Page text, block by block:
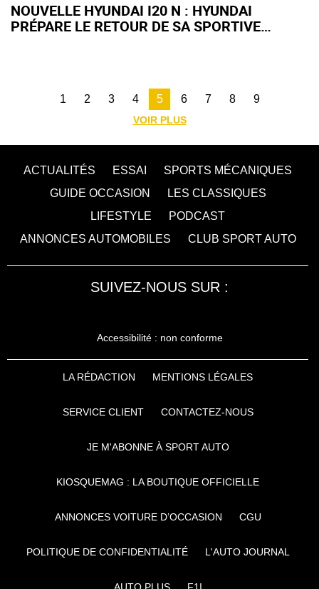
NOUVELLE HYUNDAI I20 N : HYUNDAI
PRÉPARE LE RETOUR DE SA SPORTIVE
1 2 3 4 5 6 7 8 9
VOIR PLUS
ACTUALITÉS ESSAI
SPORTS MÉCANIQUES
GUIDE OCCASION
LES CLASSIQUES
LIFESTYLE
PODCAST
ANNONCES AUTOMOBILES
CLUB SPORT AUTO
SUIVEZ-NOUS SUR :
Accessibilité : non conforme
LA RÉDACTION MENTIONS LÉGALES
SERVICE CLIENT CONTACTEZ-NOUS
JE M'ABONNE À SPORT AUTO
KIOSQUEMAG : LA BOUTIQUE OFFICIELLE
ANNONCES VOITURE D’OCCASION CGU
POLITIQUE DE CONFIDENTIALITÉ L'AUTO JOURNAL